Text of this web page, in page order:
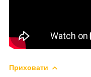
Приховати